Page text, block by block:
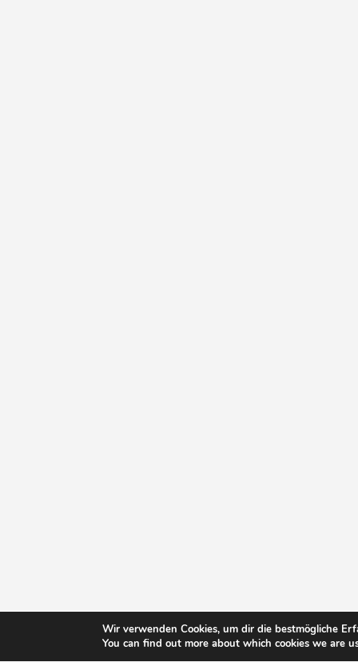
Wir verwenden Cookies, um dir die bestmögliche
You can find out more about which cookies we are